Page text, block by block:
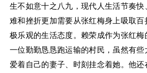
生不如意十之八九，现代人生活节奏快
难和挫折更加需要从张红梅身上吸取百
极乐观的生活态度。赖荣成作为张红梅
一位勤勤恳恳跑运输的村民，虽然有些
爱着自己的妻子、时刻挂念着她。他还